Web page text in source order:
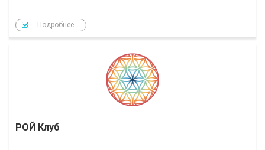
Подробнее
РОЙ Клуб